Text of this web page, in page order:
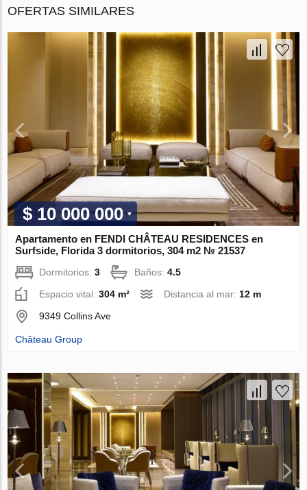
OFERTAS SIMILARES
$ 10 000 000
Apartamento en FENDI CHÂTEAU RESIDENCES en
Surfside, Florida 3 dormitorios, 304 m2 № 21537
Dormitorios:3 Baños:4.5
Espacio vital:304 m² Distancia al mar:12 m
9349 Collins Ave
Château Group